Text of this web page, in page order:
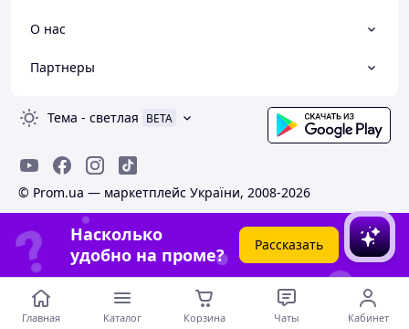
О нас
Партнеры
Тема - светлая BETA
© Prom.ua — маркетплейс України, 2008-2026
Насколько
удобно на проме?
Рассказать
Главная Каталог Корзина Чаты Кабинет